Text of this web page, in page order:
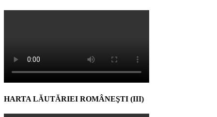
HARTA LĂUTĂRIEI ROMÂNEŞTI (III)